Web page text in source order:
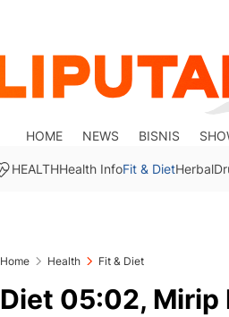
HOME NEWS BISNIS
HEALTHHealth InfoFit & DietHerbal
Home Health Fit & Diet
Diet 05:02, Mirip